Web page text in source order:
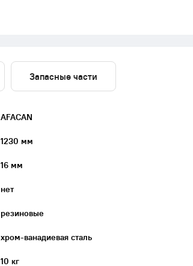
Запасные части
AFACAN
1230 мм
16 мм
нет
резиновые
хром-ванадиевая сталь
10 кг